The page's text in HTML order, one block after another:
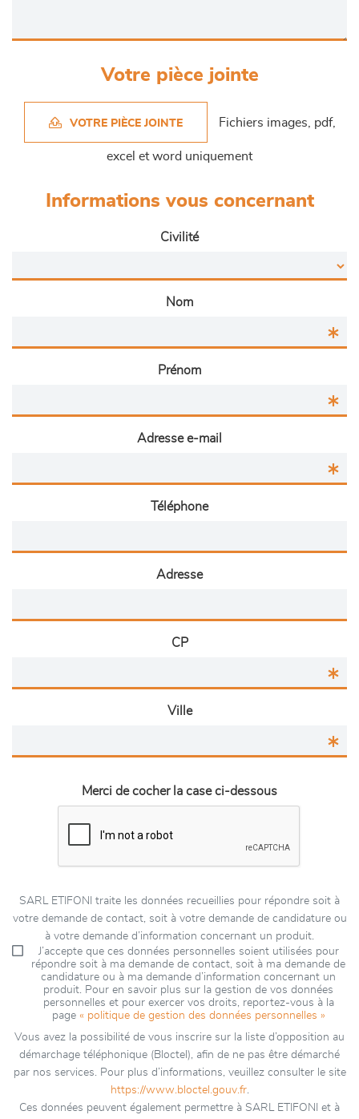
Votre pièce jointe
VOTRE PIÈCE JOINTE Fichiers images, pdf,
excel et word uniquement
Informations vous concernant
Civilité
Nom
Prénom
Adresse e-mail
Téléphone
Adresse
CP
Ville
Merci de cocher la case ci-dessous
SARL ETIFONI traite les données recueillies pour répondre soit à
votre demande de contact, soit à votre demande de candidature ou
à votre demande d’information concernant un produit.
J’accepte que ces données personnelles soient utilisées pour
répondre soit à ma demande de contact, soit à ma demande de
candidature ou à ma demande d’information concernant un
produit. Pour en savoir plus sur la gestion de vos données
personnelles et pour exercer vos droits, reportez-vous à la
page « politique de gestion des données personnelles »
Vous avez la possibilité de vous inscrire sur la liste d’opposition au
démarchage téléphonique (Bloctel), afin de ne pas être démarché
par nos services. Pour plus d’informations, veuillez consulter le site
https://www.bloctel.gouv.fr.
Ces données peuvent également permettre à SARL ETIFONI et à